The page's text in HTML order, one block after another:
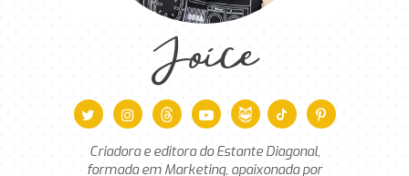
Joice
Criadora e editora do Estante Diagonal,
formada em Marketing, apaixonada por